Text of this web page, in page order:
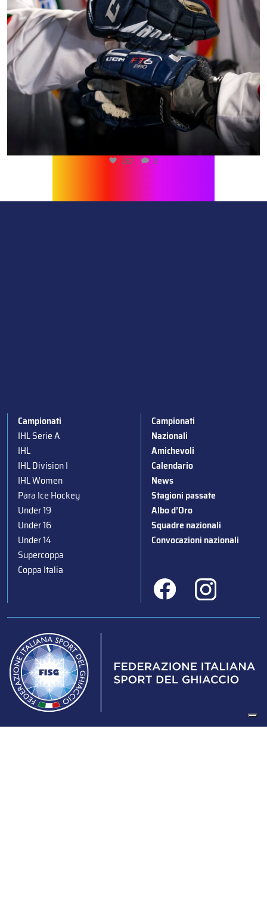
267 0
Campionati
IHL Serie A
IHL
IHL Division I
IHL Women
Para Ice Hockey
Under 19
Under 16
Under 14
Supercoppa
Coppa Italia
Campionati
Nazionali
Amichevoli
Calendario
News
Stagioni passate
Albo d’Oro
Squadre nazionali
Convocazioni nazionali